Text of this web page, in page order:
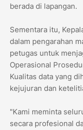
berada di lapangan.
​Sementara itu,
dalam pengarahan
petugas untuk
Operasional
Kualitas data yang
kejujuran dan
​"Kami meminta
secara profesional